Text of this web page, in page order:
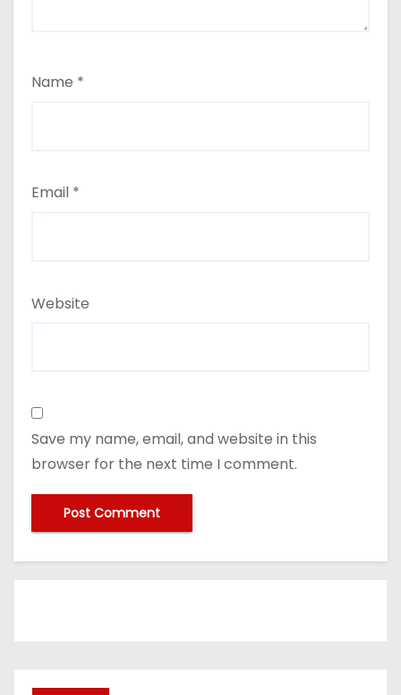
Name *
Email *
Website
Save my name, email, and website in this
browser for the next time I comment.